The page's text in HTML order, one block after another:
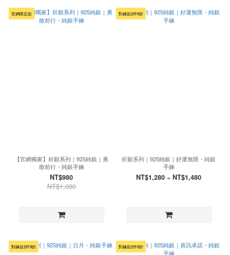
官網限定款
【官網獨家】祈願系列｜925純銀｜勇
敢前行・純銀手鍊
NT$980
NT$1,080
對鍊款2件9折
祈願系列｜925純銀｜好運無限・純銀
手鍊
NT$1,280 ~ NT$1,480
對鍊款2件9折 對鍊款2件9折